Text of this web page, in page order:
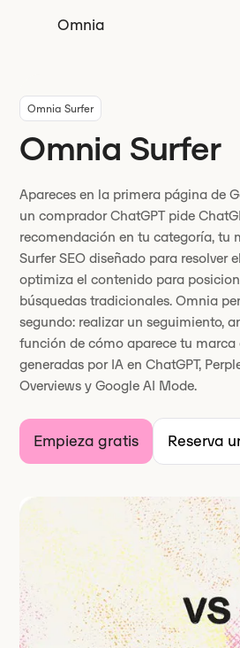
Omnia
Omnia Surfer
Omnia Surfer
Apareces en la primera página de
un comprador ChatGPT pide
recomendación en tu categoría, tu
Surfer SEO diseñado para resolver
optimiza el contenido para
búsquedas tradicionales. Omnia
segundo: realizar un seguimiento,
función de cómo aparece tu marca
generadas por IA en ChatGPT,
Overviews y Google AI Mode.
Empieza gratis Reserva